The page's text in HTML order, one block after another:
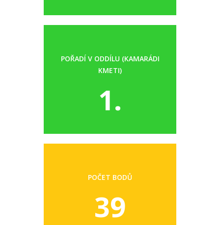
POŘADÍ V ODDÍLU (KAMARÁDI
KMETI)
1.
POČET BODŮ
39